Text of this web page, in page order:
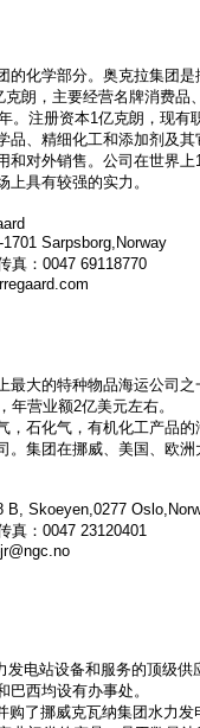
的化学部分。奥克拉集团
克朗，主要经营名牌消费品
。注册资本1亿克朗，现有
品、精细化工和添加剂及
和对外销售。公司在世界
上具有较强的实力。
Sarpsborg,Norway
真：0047 69118770
最大的特种物品海运公司
年营业额2亿美元左右。
，石化气，有机化工产品
。集团在挪威、美国、欧
B, Skoeyen,0277
真：0047 23120401
发电站设备和服务的顶级
巴西均设有办事处。
购了挪威克瓦纳集团水力